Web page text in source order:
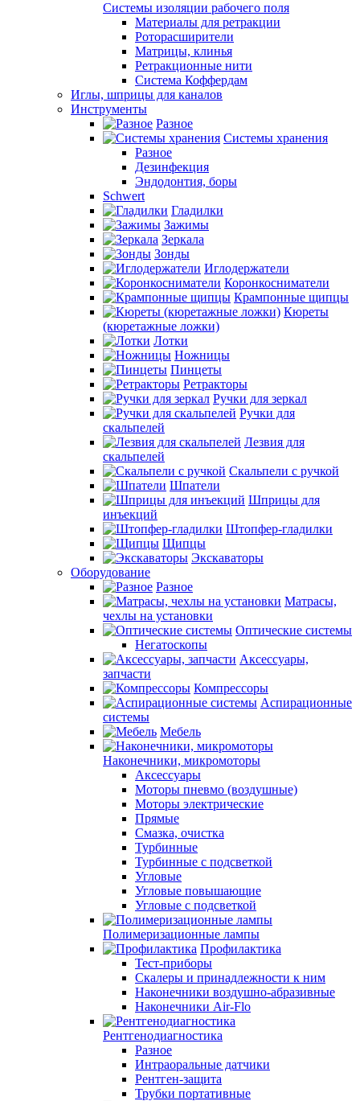
Системы изоляции рабочего поля
Материалы для ретракции
Роторасширители
Матрицы, клинья
Ретракционные нити
Система Коффердам
Иглы, шприцы для каналов
Инструменты
Разное
Системы хранения
Разное
Дезинфекция
Эндодонтия, боры
Schwert
Гладилки
Зажимы
Зеркала
Зонды
Иглодержатели
Коронкосниматели
Крампонные щипцы
Кюреты
(кюретажные ложки)
Лотки
Ножницы
Пинцеты
Ретракторы
Ручки для зеркал
Ручки для
скальпелей
Лезвия для
скальпелей
Скальпели с ручкой
Шпатели
Шприцы для
инъекций
Штопфер-гладилки
Щипцы
Экскаваторы
Оборудование
Разное
Матрасы,
чехлы на установки
Оптические системы
Негатоскопы
Аксессуары,
запчасти
Компрессоры
Аспирационные
системы
Мебель
Наконечники, микромоторы
Аксессуары
Моторы пневмо (воздушные)
Моторы электрические
Прямые
Смазка, очистка
Турбинные
Турбинные с подсветкой
Угловые
Угловые повышающие
Угловые с подсветкой
Полимеризационные лампы
Профилактика
Тест-приборы
Скалеры и принадлежности к ним
Наконечники воздушно-абразивные
Наконечники Air-Flo
Рентгенодиагностика
Разное
Интраоральные датчики
Рентген-защита
Трубки портативные